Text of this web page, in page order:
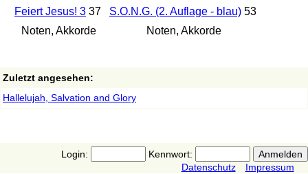
Feiert Jesus! 337
Noten, Akkorde
S.O.N.G. (2. Auflage - blau)53
Noten, Akkorde
Zuletzt angesehen:
Hallelujah, Salvation and Glory
Login:
Kennwort:
Datenschutz
Impressum